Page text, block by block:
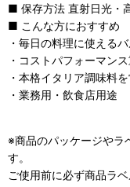
■ 保存方法 直射日光・
■ こんな方におすすめ
・毎日の料理に使える
・コストパフォーマン
・本格イタリア調味料
・業務用・飲食店用途
※商品のパッケージやラ
す。
ご使用前に必ず商品ラ